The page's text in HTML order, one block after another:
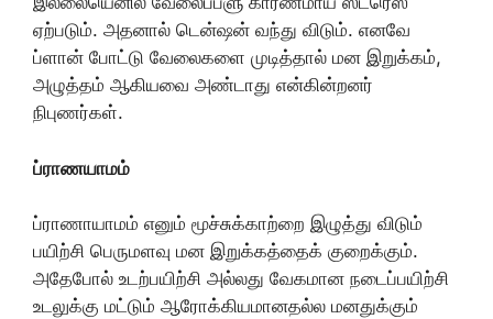
ஏற்படும். அதனால் டென்ஷன் வந்து விடும். எனவே
ப்ளான் போட்டு வேலைகளை முடித்தால் மன இறுக்கம்,
அழுத்தம் ஆகியவை அண்டாது என்கின்றனர்
நிபுணர்கள்.
ப்ராணயாமம்
ப்ராணாயாமம் எனும் மூச்சுக்காற்றை இழுத்து விடும்
பயிற்சி பெருமளவு மன இறுக்கத்தைக் குறைக்கும்.
அதேபோல் உடற்பயிற்சி அல்லது வேகமான நடைப்பயிற்சி
உடலுக்கு மட்டும் ஆரோக்கியமானதல்ல மனதுக்கும்